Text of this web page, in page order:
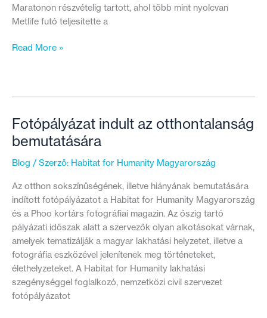
Maratonon részvételig tartott, ahol több mint nyolcvan
Metlife futó teljesítette a
“Rengeteget
–
Bemutatkozik
a
MetLife
Habitat
partnerség
Read More »
Fotópályázat indult az otthontalanság
bemutatására
Blog / Szerző: Habitat for Humanity Magyarország
Az otthon sokszínűségének, illetve hiányának bemutatására
indított fotópályázatot a Habitat for Humanity Magyarország
és a Phoo kortárs fotográfiai magazin. Az őszig tartó
pályázati időszak alatt a szervezők olyan alkotásokat várnak,
amelyek tematizálják a magyar lakhatási helyzetet, illetve a
fotográfia eszközével jelenítenek meg történeteket,
élethelyzeteket. A Habitat for Humanity lakhatási
szegénységgel foglalkozó, nemzetközi civil szervezet
fotópályázatot